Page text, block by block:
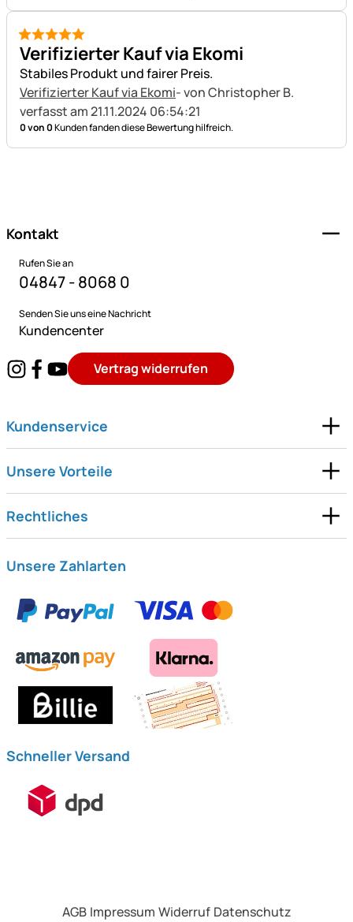
5 von 5
Verifizierter Kauf via Ekomi
Stabiles Produkt und fairer Preis.
Verifizierter Kauf via Ekomi- von Christopher B.
verfasst am 21.11.2024 06:54:21
0 von 0Kunden fanden diese Bewertung hilfreich.
Kontakt
Rufen Sie an
04847 - 8068 0
Senden Sie uns eine Nachricht
Kundencenter
Vertrag widerrufen
Kundenservice
Unsere Vorteile
Rechtliches
Unsere Zahlarten
Schneller Versand
AGB Impressum Widerruf Datenschutz